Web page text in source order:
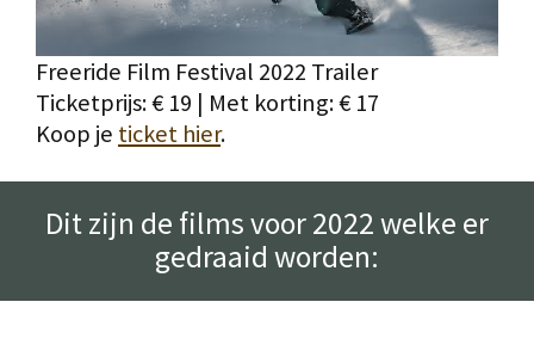
Freeride Film Festival 2022 Trailer
Ticketprijs: € 19 | Met korting: € 17
Koop je ticket hier.
Dit zijn de films voor 2022 welke er
gedraaid worden: